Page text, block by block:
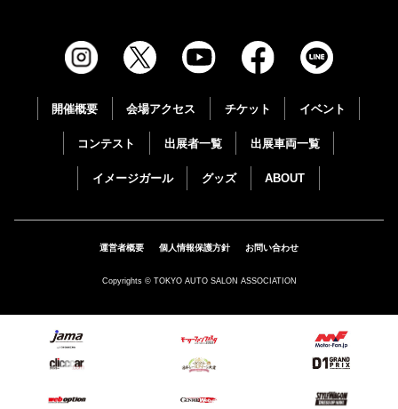
開催概要 会場アクセス チケット イベント
コンテスト 出展者一覧 出展車両一覧
イメージガール グッズ ABOUT
運営者概要 個人情報保護方針 お問い合わせ
Copyrights © TOKYO AUTO SALON ASSOCIATION